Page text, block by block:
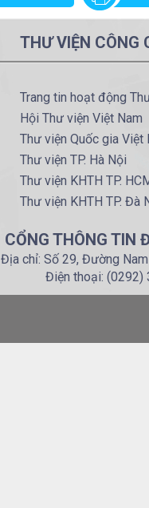
THƯ VIỆN CÔNG
Trang tin hoạt động
Hội Thư viện Việt Nam
Thư viện Quốc gia Việt
Thư viện TP. Hà Nội
Thư viện KHTH TP.
Thư viện KHTH TP. Đà
CỔNG THÔNG TIN
Địa chỉ: Số 29, Đường
Điện thoại: (0292)